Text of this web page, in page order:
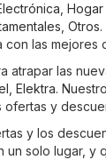
Hogar
Otros
las mejores
atrapar las
Elektra.
ofertas y
y los
un solo lugar, y